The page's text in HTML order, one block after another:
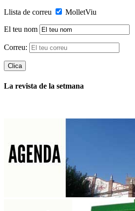
Llista de correu MolletViu
El teu nom
Correu:
La revista de la setmana